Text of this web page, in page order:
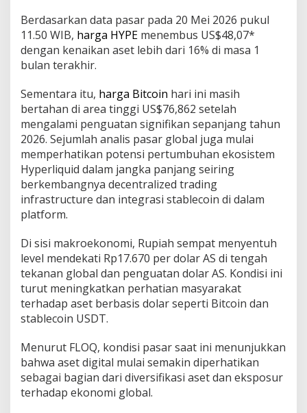
t
c
o
i
0
2
6
Berdasarkan data pasar pada 20 Mei 2026 pukul
11.50 WIB, harga HYPE menembus US$48,07*
dengan kenaikan aset lebih dari 16% di masa 1
bulan terakhir.
Sementara itu, harga Bitcoin hari ini masih
bertahan di area tinggi US$76,862 setelah
mengalami penguatan signifikan sepanjang tahun
2026. Sejumlah analis pasar global juga mulai
memperhatikan potensi pertumbuhan ekosistem
Hyperliquid dalam jangka panjang seiring
berkembangnya decentralized trading
infrastructure dan integrasi stablecoin di dalam
platform.
Di sisi makroekonomi, Rupiah sempat menyentuh
level mendekati Rp17.670 per dolar AS di tengah
tekanan global dan penguatan dolar AS. Kondisi ini
turut meningkatkan perhatian masyarakat
terhadap aset berbasis dolar seperti Bitcoin dan
stablecoin USDT.
Menurut FLOQ, kondisi pasar saat ini menunjukkan
bahwa aset digital mulai semakin diperhatikan
sebagai bagian dari diversifikasi aset dan eksposur
terhadap ekonomi global.